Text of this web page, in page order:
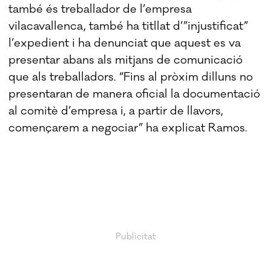
també és treballador de l’empresa
vilacavallenca, també ha titllat d’”injustificat”
l’expedient i ha denunciat que aquest es va
presentar abans als mitjans de comunicació
que als treballadors. “Fins al pròxim dilluns no
presentaran de manera oficial la documentació
al comitè d’empresa i, a partir de llavors,
començarem a negociar” ha explicat Ramos.